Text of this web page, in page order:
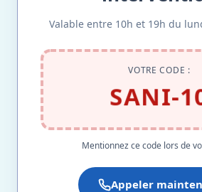
Valable entre 10h et 19h du
VOTRE CODE :
SANI-
Mentionnez ce code lors de
Appeler